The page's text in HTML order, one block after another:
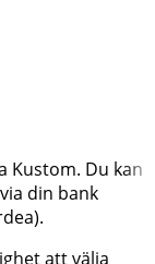
Kustom. Du kan
din bank
att välja